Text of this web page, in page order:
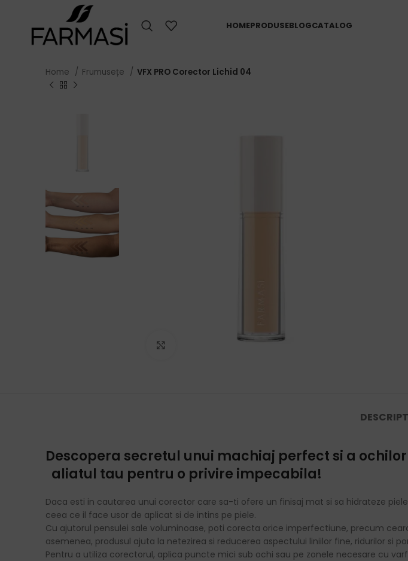
HOMEPRODUSEBLOGCATALOG
Home Frumusețe VFX PRO Corector Lichid 04
Descopera secretul unui machiaj perfect si a
aliatul tau pentru o privire impecabila!
Daca esti in cautarea unui corector care sa-ti ofere un finisaj mat si sa hidrateze
ceea ce il face usor de aplicat si de intins pe piele.
Cu ajutorul pensulei sale voluminoase, poti corecta orice imperfectiune, precum
asemenea, produsul ajuta la netezirea si reducerea aspectului liniilor fine, ridurilor si
Pentru a utiliza corectorul, aplica puncte mici sub ochi sau pe zonele necesare cu